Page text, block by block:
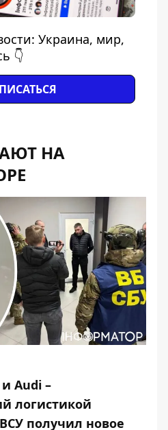
Украина, мир,
👇
НА
Audi –
логистикой
получил новое